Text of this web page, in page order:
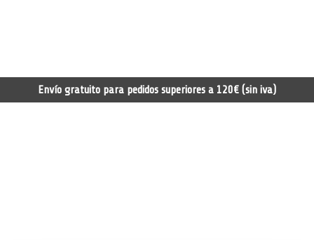
Envío gratuito para pedidos superiores a 120€ (sin iva)